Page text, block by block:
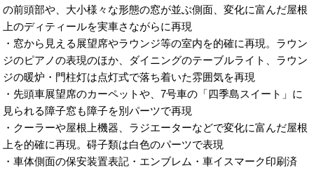
の前頭部や、大小様々な形態の窓が並ぶ側面、変化に富んだ屋根
上のディティールを実車さながらに再現
・窓から見える展望席やラウンジ等の室内を的確に再現。ラウン
ジのピアノの表現のほか、ダイニングのテーブルライト、ラウン
ジの暖炉・門柱灯は点灯式で落ち着いた雰囲気を再現
・先頭車展望席のカーペットや、7号車の「四季島スイート」に
見られる障子窓も障子を別パーツで再現
・クーラーや屋根上機器、ラジエーターなどで変化に富んだ屋根
上を的確に再現。碍子類は白色のパーツで表現
・車体側面の保安装置表記・エンブレム・車イスマーク印刷済